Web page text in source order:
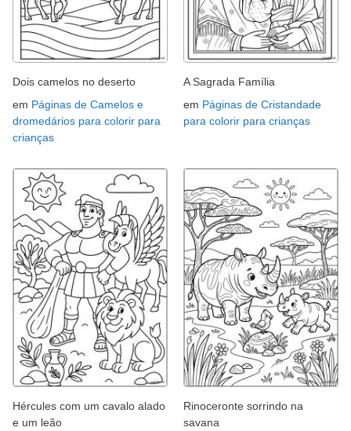
Dois camelos no deserto
em Páginas de Camelos e
dromedários para colorir para
crianças
A Sagrada Família
em Páginas de Cristandade
para colorir para crianças
Hércules com um cavalo alado
e um leão
Rinoceronte sorrindo na
savana